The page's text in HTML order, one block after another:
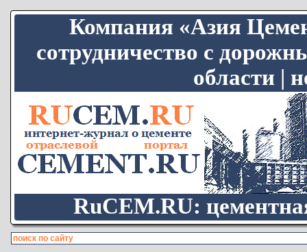
Компания «Азия
сотрудничество с
области |
RuCEM.RU: